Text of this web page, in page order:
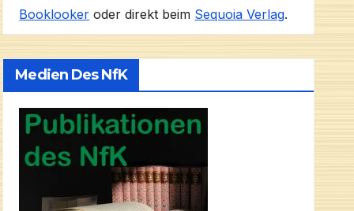
Booklooker oder direkt beim Sequoia Verlag.
Medien Des NfK